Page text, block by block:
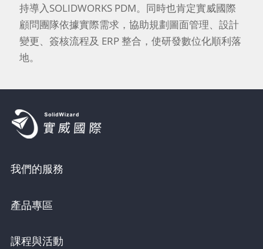
持導入SOLIDWORKS PDM。同時也肯定實威國際
顧問團隊依據實際需求，協助規劃圖面管理、設計
變更、簽核流程及 ERP 整合，使研發數位化順利落
地。
我們的服務
產品專區
課程與活動